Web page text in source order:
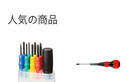
人気の商品